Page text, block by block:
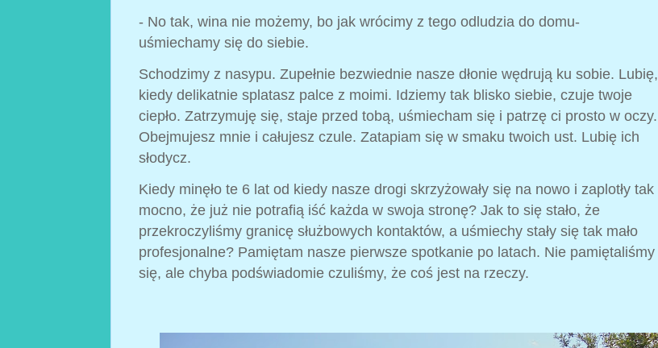
- No tak, wina nie możemy, bo jak wrócimy z tego odludzia do domu-
uśmiechamy się do siebie.
Schodzimy z nasypu. Zupełnie bezwiednie nasze dłonie wędrują ku sobie. Lubię,
kiedy delikatnie splatasz palce z moimi. Idziemy tak blisko siebie, czuje twoje
ciepło. Zatrzymuję się, staje przed tobą, uśmiecham się i patrzę ci prosto w oczy.
Obejmujesz mnie i całujesz czule. Zatapiam się w smaku twoich ust. Lubię ich
słodycz.
Kiedy minęło te 6 lat od kiedy nasze drogi skrzyżowały się na nowo i zaplotły tak
mocno, że już nie potrafią iść każda w swoja stronę? Jak to się stało, że
przekroczyliśmy granicę służbowych kontaktów, a uśmiechy stały się tak mało
profesjonalne? Pamiętam nasze pierwsze spotkanie po latach. Nie pamiętaliśmy
się, ale chyba podświadomie czuliśmy, że coś jest na rzeczy.